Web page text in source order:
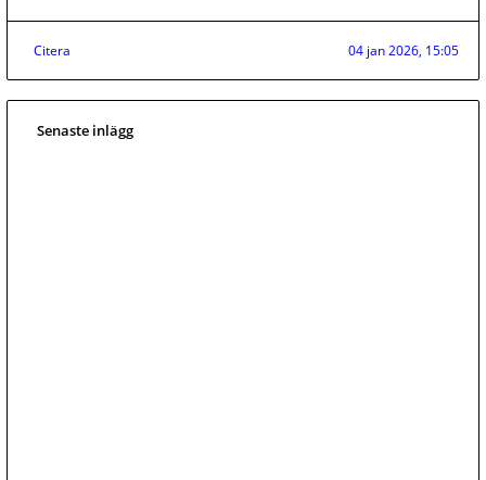
Citera 04 jan 2026, 15:05
Senaste inlägg